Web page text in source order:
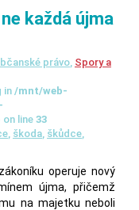
každá újma
právo, Spory a
in/mnt/web-
on line 33
, škoda, škůdce,
operuje nový
újma, přičemž
na majetku neboli